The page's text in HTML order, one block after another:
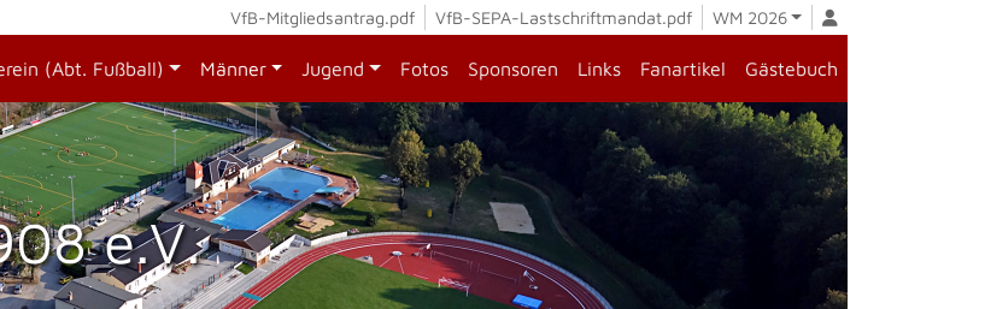
VfB-Mitgliedsantrag.pdf VfB-SEPA-Lastschriftmandat.pdf WM 2026
(Abt. Fußball) Männer Jugend Fotos Sponsoren Links Fanartikel Gästebuch
e.V.